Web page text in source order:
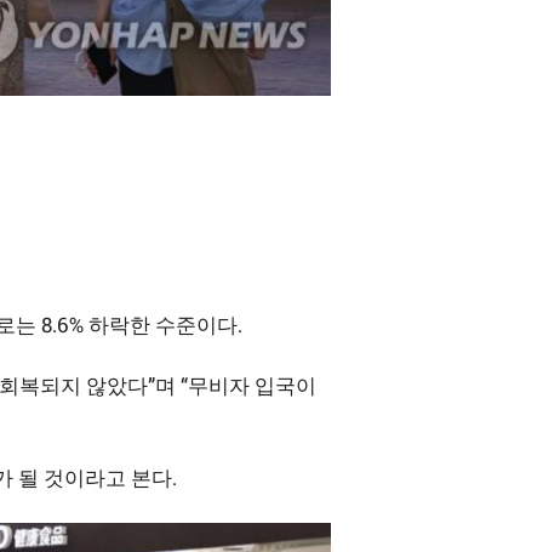
는 8.6% 하락한 수준이다.
복되지 않았다”며 “무비자 입국이
될 것이라고 본다.